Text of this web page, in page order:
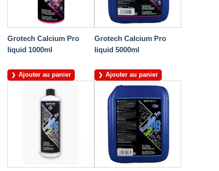
Grotech Calcium Pro
liquid 1000ml
Ajouter au panier
Grotech Calcium Pro
liquid 5000ml
Ajouter au panier